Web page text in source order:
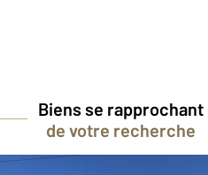
Biens se rapprochant
de votre recherche